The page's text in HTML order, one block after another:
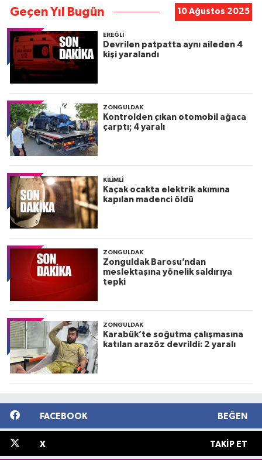
Geçen Yıl Bugün 10 Ağustos 2025
EREĞLI
Devrilen patpatta aynı aileden 4
kişi yaralandı
ZONGULDAK
Kontrolden çıkan otomobil ağaca
çarptı; 4 yaralı
KILIMLI
Kaçak ocakta elektrik akımına
kapılan madenci öldü
ZONGULDAK
Zonguldak Barosu’ndan
meslektaşına yönelik saldırıya
tepki
ZONGULDAK
Karabük’te soğutma çalışmasına
katılan arazöz devrildi: 2 yaralı
FACEBOOK BEĞEN
X TAKIP ET